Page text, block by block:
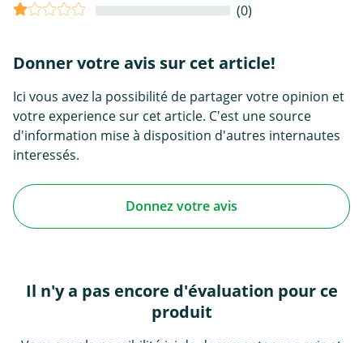
(0)
Donner votre avis sur cet article!
Ici vous avez la possibilité de partager votre opinion et
votre experience sur cet article. C'est une source
d'information mise à disposition d'autres internautes
interessés.
Donnez votre avis
Il n'y a pas encore d'évaluation pour ce
produit